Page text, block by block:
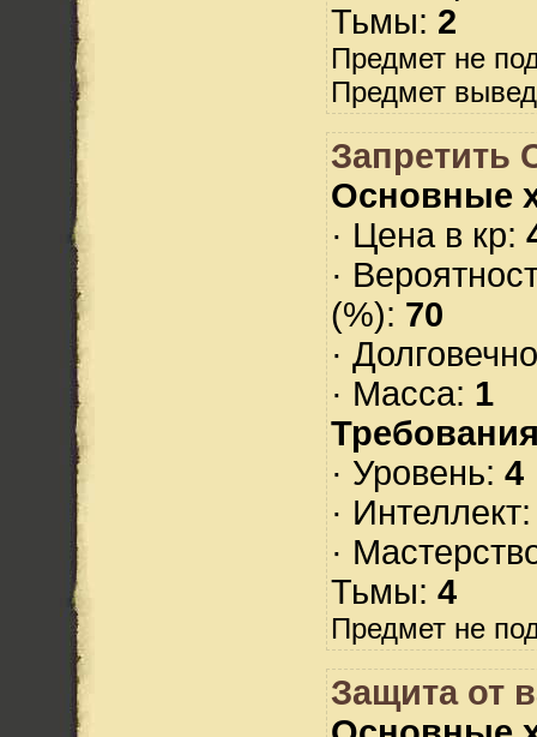
Тьмы: 2
Предмет не
Предмет
Запретить
Основные
· Цена в кр:
·
(%): 70
·
· Масса: 1
· Уровень: 4
·
·
Тьмы: 4
Предмет не
Защита от